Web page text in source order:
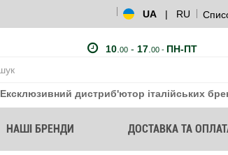
UA | RU
10. 00- 17. 00 - ПН-ПТ
Ексклюзивний дистриб'ютор італійських
НАШІ БРЕНДИ ДОСТАВКА ТА